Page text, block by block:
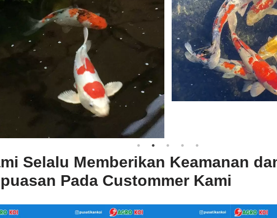
Selalu Memberikan Keamanan
Pada Custommer Kami